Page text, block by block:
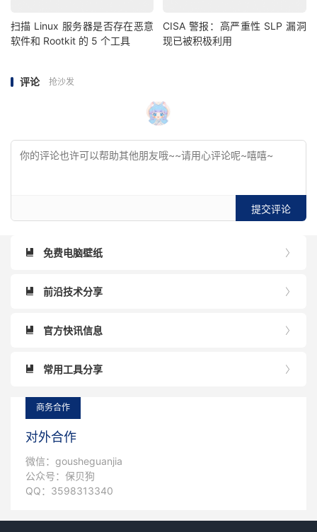
扫描 Linux 服务器是否存在恶意
软件和 Rootkit 的 5 个工具
CISA 警报：高严重性 SLP 漏洞
现已被积极利用
评论 抢沙发
提交评论

 免费电脑壁纸

 前沿技术分享

 官方快讯信息

 常用工具分享
商务合作
对外合作
微信：gousheguanjia
公众号：保贝狗
QQ：3598313340